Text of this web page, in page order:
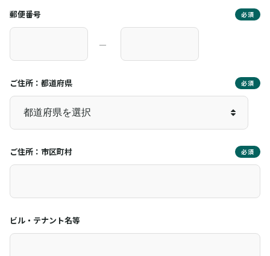
郵便番号 必須
―
ご住所：都道府県 必須
ご住所：市区町村 必須
ビル・テナント名等